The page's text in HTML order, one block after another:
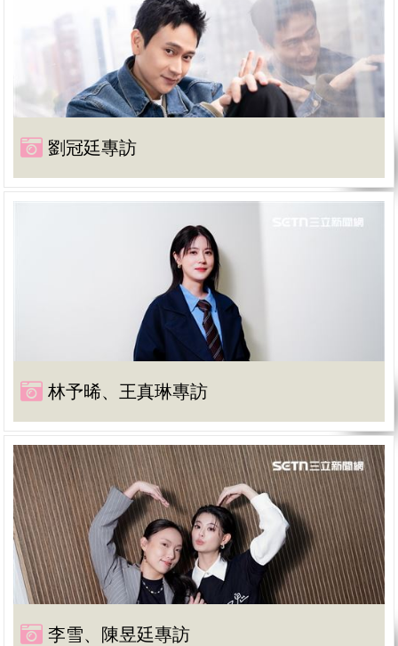
劉冠廷專訪
林予晞、王真琳專訪
李雪、陳昱廷專訪